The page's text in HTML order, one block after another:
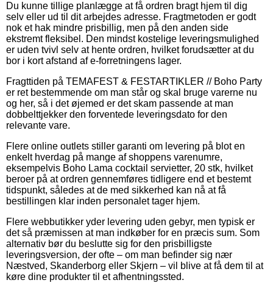
Du kunne tillige planlægge at få ordren bragt hjem til dig
selv eller ud til dit arbejdes adresse. Fragtmetoden er godt
nok et hak mindre prisbillig, men på den anden side
ekstremt fleksibel. Den mindst kostelige leveringsmulighed
er uden tvivl selv at hente ordren, hvilket forudsætter at du
bor i kort afstand af e-forretningens lager.
Fragttiden på TEMAFEST & FESTARTIKLER // Boho Party
er ret bestemmende om man står og skal bruge varerne nu
og her, så i det øjemed er det skam passende at man
dobbelttjekker den forventede leveringsdato for den
relevante vare.
Flere online outlets stiller garanti om levering på blot en
enkelt hverdag på mange af shoppens varenumre,
eksempelvis Boho Lama cocktail servietter, 20 stk, hvilket
beroer på at ordren gennemføres tidligere end et bestemt
tidspunkt, således at de med sikkerhed kan nå at få
bestillingen klar inden personalet tager hjem.
Flere webbutikker yder levering uden gebyr, men typisk er
det så præmissen at man indkøber for en præcis sum. Som
alternativ bør du beslutte sig for den prisbilligste
leveringsversion, der ofte – om man befinder sig nær
Næstved, Skanderborg eller Skjern – vil blive at få dem til at
køre dine produkter til et afhentningssted.